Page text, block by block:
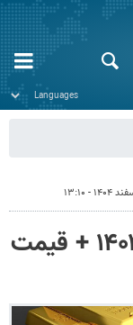
نمودار قیمت طلا ۲ اسفند ۱۴۰۴ + قیمت